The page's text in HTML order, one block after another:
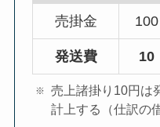
売掛金 100
発送費 10
売上諸掛り10円は
計上する（仕訳の